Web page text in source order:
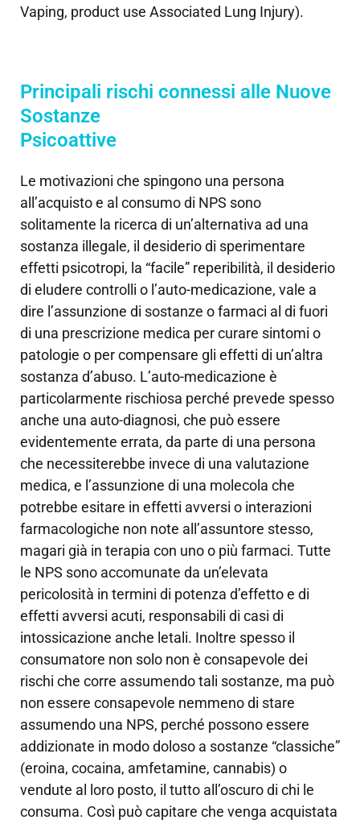
Vaping, product use Associated Lung Injury).
Principali rischi connessi alle Nuove
Sostanze
Psicoattive
Le motivazioni che spingono una persona
all’acquisto e al consumo di NPS sono
solitamente la ricerca di un’alternativa ad una
sostanza illegale, il desiderio di sperimentare
effetti psicotropi, la “facile” reperibilità, il desiderio
di eludere controlli o l’auto-medicazione, vale a
dire l’assunzione di sostanze o farmaci al di fuori
di una prescrizione medica per curare sintomi o
patologie o per compensare gli effetti di un’altra
sostanza d’abuso. L’auto-medicazione è
particolarmente rischiosa perché prevede spesso
anche una auto-diagnosi, che può essere
evidentemente errata, da parte di una persona
che necessiterebbe invece di una valutazione
medica, e l’assunzione di una molecola che
potrebbe esitare in effetti avversi o interazioni
farmacologiche non note all’assuntore stesso,
magari già in terapia con uno o più farmaci. Tutte
le NPS sono accomunate da un’elevata
pericolosità in termini di potenza d’effetto e di
effetti avversi acuti, responsabili di casi di
intossicazione anche letali. Inoltre spesso il
consumatore non solo non è consapevole dei
rischi che corre assumendo tali sostanze, ma può
non essere consapevole nemmeno di stare
assumendo una NPS, perché possono essere
addizionate in modo doloso a sostanze “classiche”
(eroina, cocaina, amfetamine, cannabis) o
vendute al loro posto, il tutto all’oscuro di chi le
consuma. Così può capitare che venga acquistata